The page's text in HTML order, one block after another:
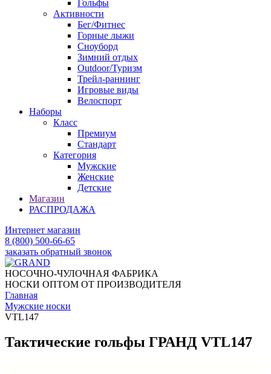
Гольфы
Активности
Бег/Фитнес
Горные лыжи
Сноуборд
Зимний отдых
Outdoor/Туризм
Трейл-раннинг
Игровые виды
Велоспорт
Наборы
Класс
Премиум
Стандарт
Категория
Мужские
Женские
Детские
Магазин
РАСПРОДАЖА
Интернет магазин
8 (800) 500-66-65
заказать обратный звонок
НОСОЧНО-ЧУЛОЧНАЯ ФАБРИКА
НОСКИ ОПТОМ ОТ ПРОИЗВОДИТЕЛЯ
Главная
Мужские носки
VTL147
Тактические гольфы ГРАНД VTL147